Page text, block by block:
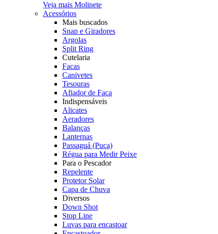
Veja mais Molinete
Acessórios
Mais buscados
Snap e Giradores
Argolas
Split Ring
Cutelaria
Facas
Canivetes
Tesouras
Afiador de Faca
Indispensáveis
Alicates
Aeradores
Balanças
Lanternas
Passaguá (Puça)
Régua para Medir Peixe
Para o Pescador
Repelente
Protetor Solar
Capa de Chuva
Diversos
Down Shot
Stop Line
Luvas para encastoar